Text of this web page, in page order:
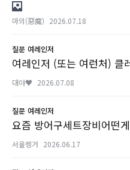
마의(惡魔) 2026.07.18
질문 여레인저
여레인저 (또는 여런처) 클
대야♥ 2026.07.08
질문 여레인저
요즘 방어구세트장비어떤
서울렝거 2026.06.17